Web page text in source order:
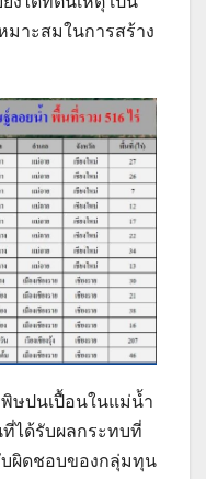
มาะสมในการสร้าง
ษปนเปื้อนในแม่น้ำ
ได้รับผลกระทบที่
บผิดชอบของกลุ่มทุน